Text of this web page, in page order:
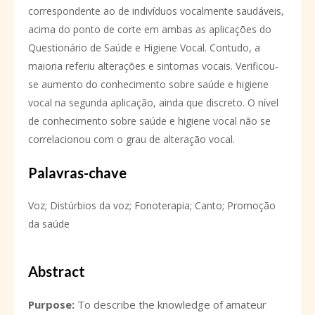
correspondente ao de indivíduos vocalmente saudáveis,
acima do ponto de corte em ambas as aplicações do
Questionário de Saúde e Higiene Vocal. Contudo, a
maioria referiu alterações e sintomas vocais. Verificou-
se aumento do conhecimento sobre saúde e higiene
vocal na segunda aplicação, ainda que discreto. O nível
de conhecimento sobre saúde e higiene vocal não se
correlacionou com o grau de alteração vocal.
Palavras-chave
Voz; Distúrbios da voz; Fonoterapia; Canto; Promoção
da saúde
Abstract
Purpose: To describe the knowledge of amateur